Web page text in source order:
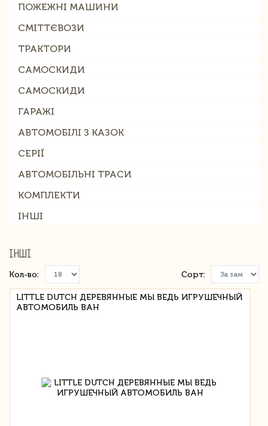
ПОЖЕЖНІ МАШИНИ
СМІТТЄВОЗИ
ТРАКТОРИ
САМОСКИДИ
САМОСКИДИ
ГАРАЖІ
АВТОМОБІЛІ З КАЗОК
СЕРІЇ
АВТОМОБІЛЬНІ ТРАСИ
КОМПЛЕКТИ
ІНШІ
ІНШІ
Кол-во: Сорт:
LITTLE DUTCH ДЕРЕВЯННЫЕ МЫ ВЕДЬ ИГРУШЕЧНЫЙ
АВТОМОБИЛЬ ВАН